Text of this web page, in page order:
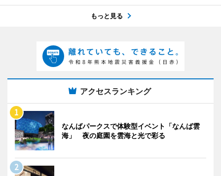
もっと見る
アクセスランキング
なんばパークスで体験型イベント「なんば雲
海」 夜の庭園を雲海と光で彩る